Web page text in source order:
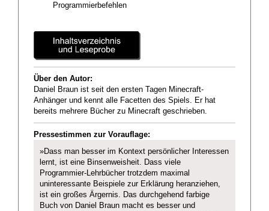
Programmierbefehlen
Über den Autor:
Daniel Braun ist seit den ersten Tagen Minecraft-
Anhänger und kennt alle Facetten des Spiels. Er hat
bereits mehrere Bücher zu Minecraft geschrieben.
Pressestimmen zur Vorauflage:
»Dass man besser im Kontext persönlicher Interessen
lernt, ist eine Binsenweisheit. Dass viele
Programmier-Lehrbücher trotzdem maximal
uninteressante Beispiele zur Erklärung heranziehen,
ist ein großes Ärgernis. Das durchgehend farbige
Buch von Daniel Braun macht es besser und